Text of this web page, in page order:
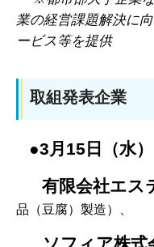
業の経営課題解決に
ービス等を提供
取組発表企業
●3月15日（水）
有限会社エス
品（豆腐）製造）、
ソフィア株式